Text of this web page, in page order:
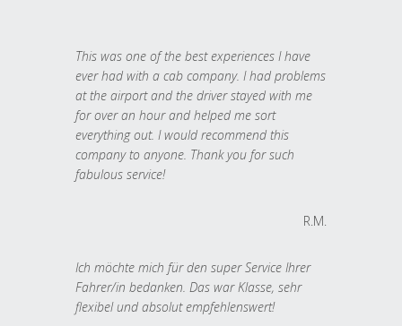
This was one of the best experiences I have
ever had with a cab company. I had problems
at the airport and the driver stayed with me
for over an hour and helped me sort
everything out. I would recommend this
company to anyone. Thank you for such
fabulous service!
R.M.
Ich möchte mich für den super Service Ihrer
Fahrer/in bedanken. Das war Klasse, sehr
flexibel und absolut empfehlenswert!